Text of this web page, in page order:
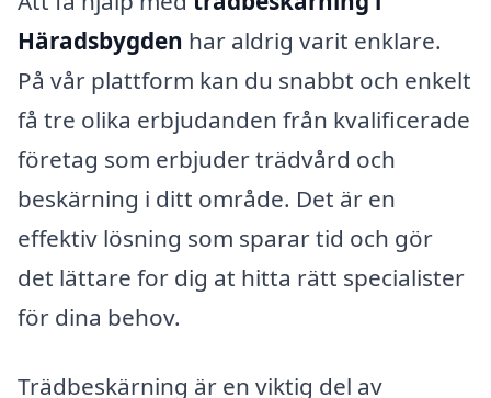
Häradsbygden har aldrig varit enklare.
På vår plattform kan du snabbt och enkelt
få tre olika erbjudanden från kvalificerade
företag som erbjuder trädvård och
beskärning i ditt område. Det är en
effektiv lösning som sparar tid och gör
det lättare for dig at hitta rätt specialister
för dina behov.
Trädbeskärning är en viktig del av